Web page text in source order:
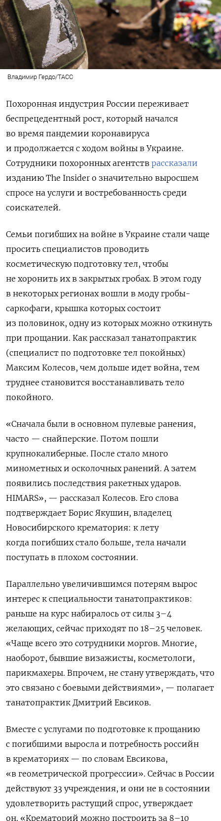
Владимир Гердо/ТАСС
Похоронная индустрия России переживает
беспрецедентный рост, который начался
во время пандемии коронавируса
и продолжается с ходом войны в Украине.
Сотрудники похоронных агентств рассказали
изданию The Insider о значительно выросшем
спросе на услуги и востребованность среди
соискателей.
Семьи погибших на войне в Украине стали чаще
просить специалистов проводить
косметическую подготовку тел, чтобы
не хоронить их в закрытых гробах. В этом году
в некоторых регионах вошли в моду гробы-
саркофаги, крышка которых состоит
из половинок, одну из которых можно откинуть
при прощании. Как рассказал танатопрактик
(специалист по подготовке тел покойных)
Максим Колесов, чем дольше идет война, тем
труднее становится восстанавливать тело
покойного.
«Сначала были в основном пулевые ранения,
часто — снайперские. Потом пошли
крупнокалиберные. После стало много
минометных и осколочных ранений. А затем
появились последствия ракетных ударов.
HIMARS», — рассказал Колесов. Его слова
подтверждает Борис Якушин, владелец
Новосибирского крематория: к лету
когда погибших стало больше, тела начали
поступать в плохом состоянии.
Параллельно увеличившимся потерям вырос
интерес к специальности танатопрактиков:
раньше на курс набиралось от силы 3–4
желающих, сейчас приходят по 18–25 человек.
«Чаще всего это сотрудники моргов. Многие,
наоборот, бывшие визажисты, косметологи,
парикмахеры. Впрочем, не стану утверждать, что
это связано с боевыми действиями», — полагает
танатопрактик Дмитрий Евсиков.
Вместе с услугами по подготовке к прощанию
с погибшими выросла и потребность российн
в крематориях — по словам Евсикова,
«в геометрической прогрессии». Сейчас в России
действуют 33 учреждения, и они не в состоянии
удовлетворить растущий спрос, утверждает
он. «Крематорий можно построить за 8–10